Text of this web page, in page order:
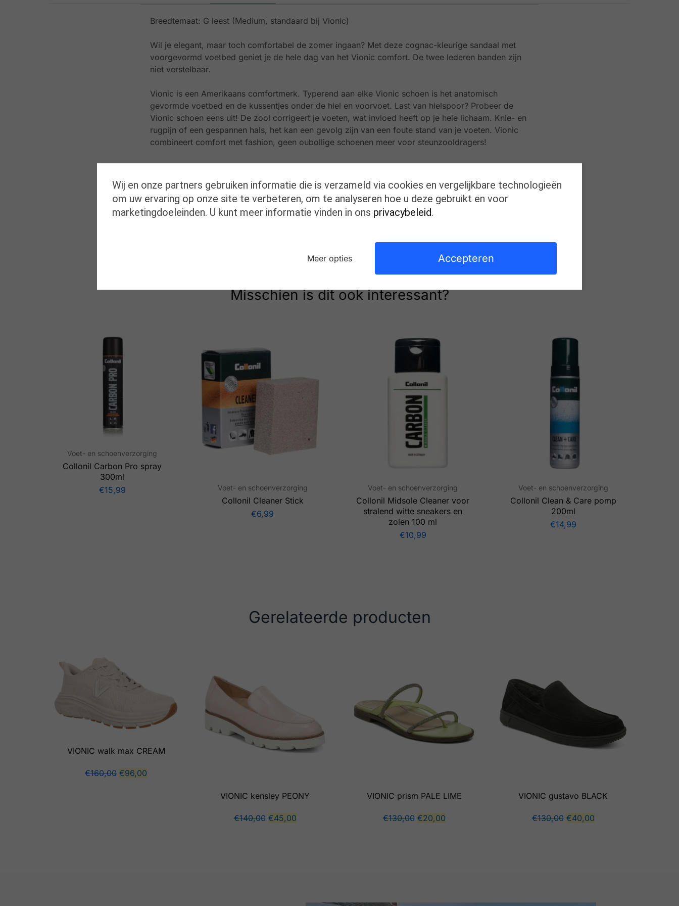
Breedtemaat: G leest (Medium, standaard bij Vionic)
Wil je elegant, maar toch comfortabel de zomer ingaan? Met deze cognac-kleurige sandaal met
voorgevormd voetbed geniet je de hele dag van het Vionic comfort. De twee lederen banden zijn
niet verstelbaar.
Vionic is een Amerikaans comfortmerk. Typerend aan elke Vionic schoen is het anatomisch
gevormde voetbed en de kussentjes onder de hiel en voorvoet. Last van hielspoor? Probeer de
Vionic schoen eens uit! De zool corrigeert je voeten, wat invloed heeft op je hele lichaam. Knie- en
rugpijn of een gespannen hals, het kan een gevolg zijn van een foute stand van je voeten. Vionic
combineert comfort met fashion, geen oubollige schoenen meer voor steunzooldragers!
Ben je verknocht aan de Vionic zool? Je kan de zolen ook apart aankopen.
Misschien is dit ook interessant?
Voet- en schoenverzorging
Collonil Carbon Pro spray
300ml
€15,99 Voet- en schoenverzorging
Collonil Cleaner Stick
€6,99
Voet- en schoenverzorging
Collonil Midsole Cleaner voor
stralend witte sneakers en
zolen 100 ml
€10,99
Voet- en schoenverzorging
Collonil Clean & Care pomp
200ml
€14,99
Gerelateerde producten
VIONIC walk max CREAM
€160,00 €96,00
VIONIC kensley PEONY
€140,00 €45,00
VIONIC prism PALE LIME
€130,00 €20,00
VIONIC gustavo BLACK
€130,00 €40,00
Wij en onze partners gebruiken informatie die is verzameld via cookies en vergelijkbare technologieën
om uw ervaring op onze site te verbeteren, om te analyseren hoe u deze gebruikt en voor
marketingdoeleinden. U kunt meer informatie vinden in ons privacybeleid.
Meer opties Accepteren